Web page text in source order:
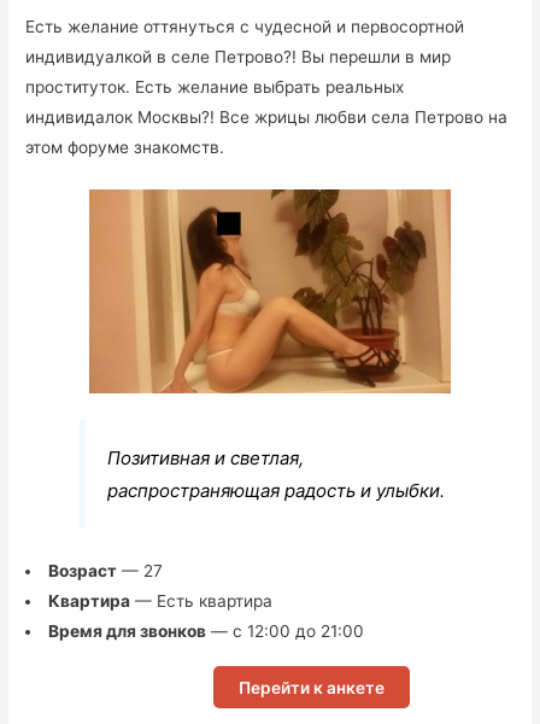
Есть желание оттянуться с чудесной и первосортной
индивидуалкой в селе Петрово?! Вы перешли в мир
проституток. Есть желание выбрать реальных
индивидалок Москвы?! Все жрицы любви села Петрово на
этом форуме знакомств.
Позитивная и светлая,
распространяющая радость и улыбки.
Возраст— 27
Квартира— Есть квартира
Время для звонков— с 12:00 до 21:00
Перейти к анкете